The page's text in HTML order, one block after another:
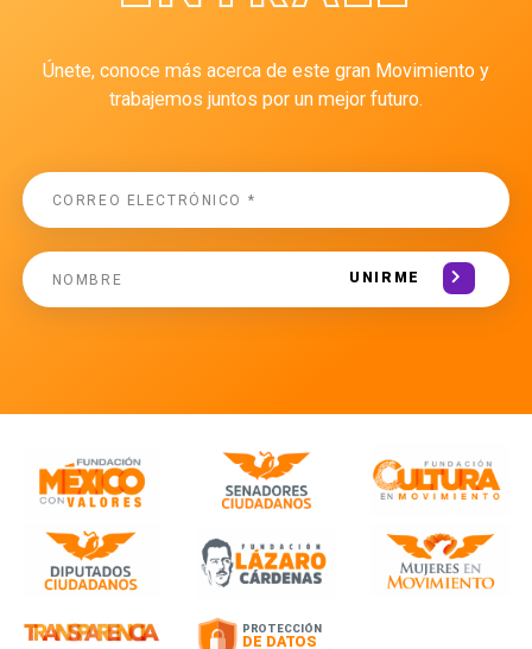
Únete, conoce más acerca de este gran Movimiento y
trabajemos juntos por un mejor futuro.
UNIRME